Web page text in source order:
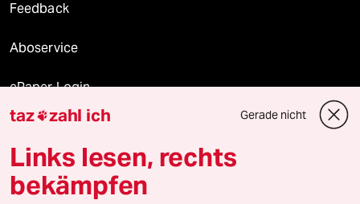
Feedback
Aboservice
ePaper Login
Downloads für Abonnierende
© 2026 taz Verlags und Vertriebs GmbH
taz zahl ich Gerade nicht
Links lesen, rechts
bekämpfen